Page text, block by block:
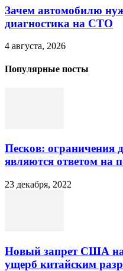
Зачем автомобилю
диагностика на СТО
4 августа, 2026
Популярные посты
Песков: ограничения
являются ответом на
23 декабря, 2022
Новый запрет США
ущерб китайским